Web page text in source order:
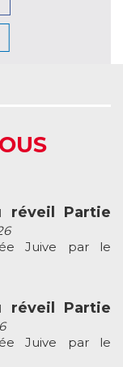
réveil Partie
Juive par le
réveil Partie
Juive par le